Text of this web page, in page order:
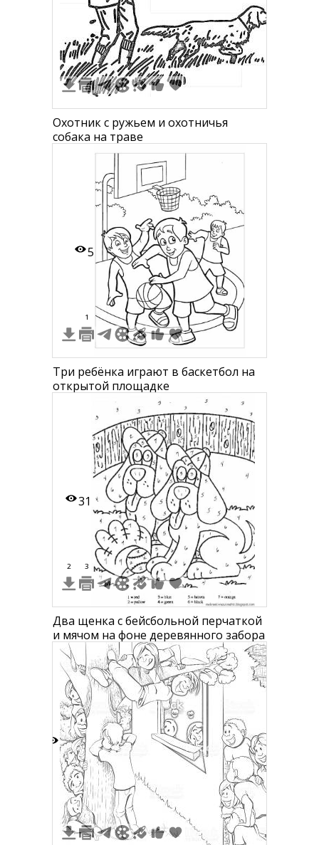
Охотник с ружьем и охотничья
собака на траве
5
1
Три ребёнка играют в баскетбол на
открытой площадке
31
2 3
Два щенка с бейсбольной перчаткой
и мячом на фоне деревянного забора